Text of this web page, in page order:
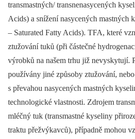
transmastných/ transnenasycených
Acids) a snížení nasycených mastných
–⁠ Saturated Fatty Acids). TFA, které
ztužování tuků (při částečné
výrobků na našem trhu již nevyskytují.
používány jiné způsoby ztužování,
s převahou nasycených mastných
technologické vlastnosti. Zdrojem
mléčný tuk (transmastné kyseliny
traktu přežvýkavců), případně mohou